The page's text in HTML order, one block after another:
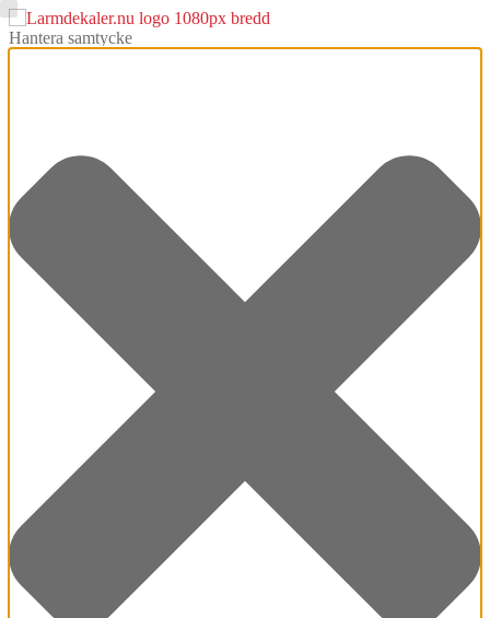
Hantera samtycke